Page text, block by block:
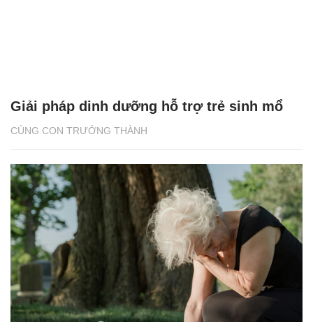
CÙNG CON TRƯỞNG THÀNH
Giải pháp dinh dưỡng hỗ trợ trẻ sinh mổ